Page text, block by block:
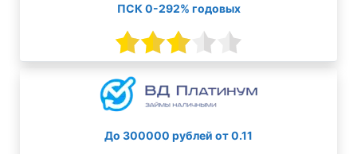
ПСК 0-292% годовых
До 300000 рублей от 0.11